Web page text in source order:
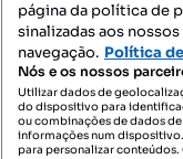
Contacte-nos
página da política de
sinalizadas aos
navegação. Política
Nós e os nossos
Utilizar dados de
do dispositivo para
ou combinações de dados
informações num
para personalizar